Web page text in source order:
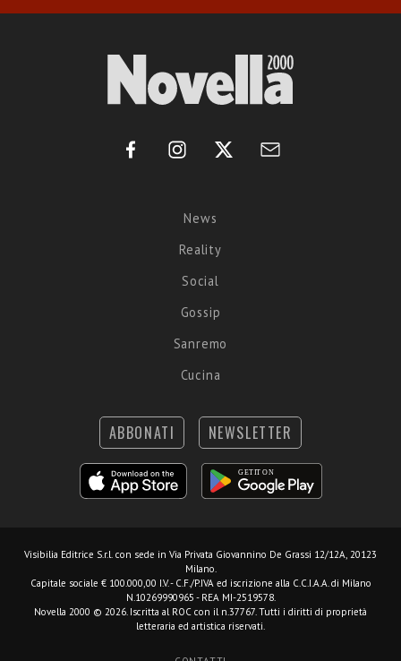
News
Reality
Social
Gossip
Sanremo
Cucina
ABBONATI NEWSLETTER
Visibilia Editrice S.r.l. con sede in Via Privata Giovannino De Grassi 12/12A, 20123
Milano.
Capitale sociale € 100.000,00 I.V. - C.F./P.IVA ed iscrizione alla C.C.I.A.A. di Milano
N.10269990965 - REA MI-2519578.
Novella 2000 © 2026. Iscritta al ROC con il n.37767. Tutti i diritti di proprietà
letteraria ed artistica riservati.